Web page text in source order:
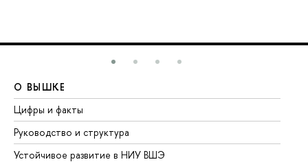
О ВЫШКЕ
Цифры и факты
Руководство и структура
Устойчивое развитие в НИУ ВШЭ